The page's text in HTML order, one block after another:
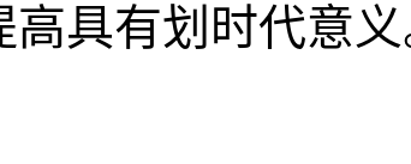
具有划时代意义